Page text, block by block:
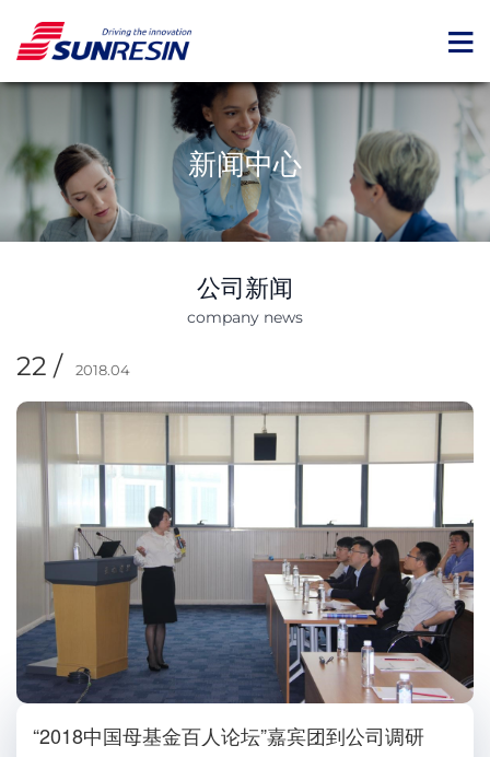
新闻中心
公司新闻
company news
22 / 2018.04
“2018中国母基金百人论坛”嘉宾团到公司调研